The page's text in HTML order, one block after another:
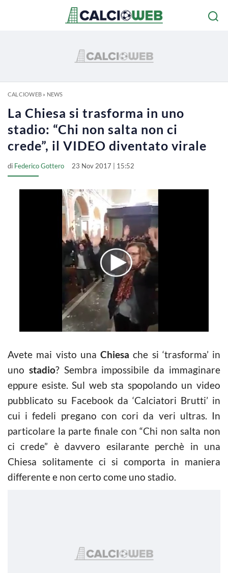
CALCIOWEB» NEWS
La Chiesa si trasforma in uno
stadio: “Chi non salta non ci
crede”, il VIDEO diventato virale
di Federico Gottero 23 Nov 2017 | 15:52
Avete mai visto una Chiesa che si ‘trasforma’ in
uno stadio? Sembra impossibile da immaginare
eppure esiste. Sul web sta spopolando un video
pubblicato su Facebook da ‘Calciatori Brutti’ in
cui i fedeli pregano con cori da veri ultras. In
particolare la parte finale con “Chi non salta non
ci crede” è davvero esilarante perchè in una
Chiesa solitamente ci si comporta in maniera
differente e non certo come uno stadio.